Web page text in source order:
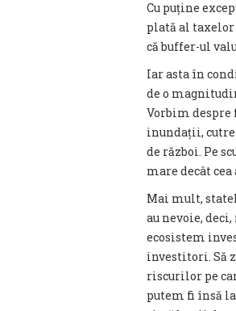
Cu puține
plată al
că buffer-ul
Iar asta în
de o
Vorbim despre
inundații,
de război. Pe
mare decât
Mai mult,
au nevoie,
ecosistem
investitori. Să
riscurilor pe
putem fi însă